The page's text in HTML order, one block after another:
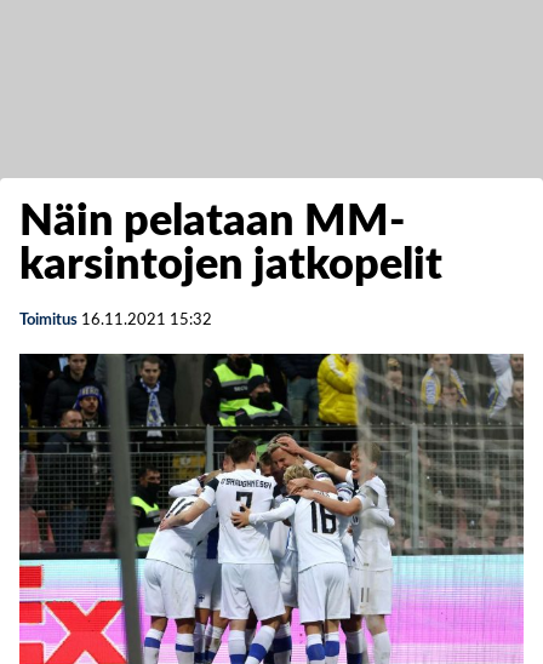
Näin pelataan MM-
karsintojen jatkopelit
Toimitus 16.11.2021 15:32